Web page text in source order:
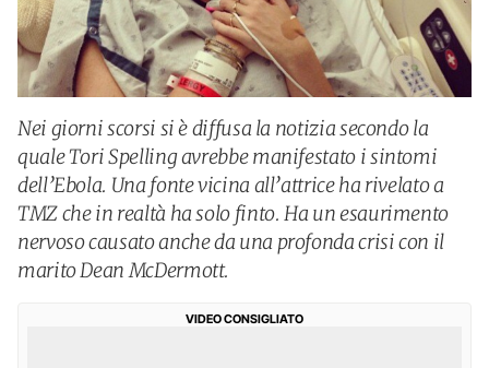
Nei giorni scorsi si è diffusa la notizia secondo la
quale Tori Spelling avrebbe manifestato i sintomi
dell’Ebola. Una fonte vicina all’attrice ha rivelato a
TMZ che in realtà ha solo finto. Ha un esaurimento
nervoso causato anche da una profonda crisi con il
marito Dean McDermott.
VIDEO CONSIGLIATO